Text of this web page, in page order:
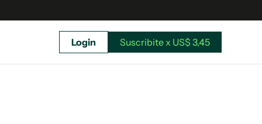
Login Suscribite x US$ 3,45